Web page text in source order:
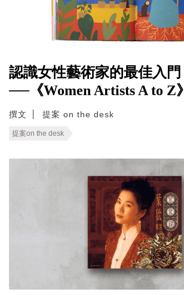
認識女性藝術家的最佳入門
──《Women Artists A to Z》
撰文 提案 on the desk
提案on the desk